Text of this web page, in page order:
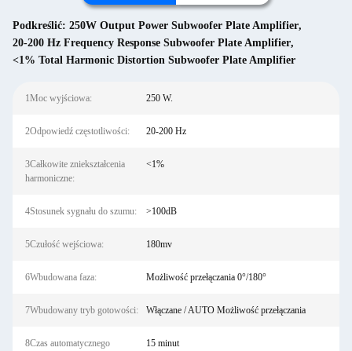
Podkreślić: 250W Output Power Subwoofer Plate Amplifier,
20-200 Hz Frequency Response Subwoofer Plate Amplifier,
<1% Total Harmonic Distortion Subwoofer Plate Amplifier
1Moc wyjściowa: 250 W.
2Odpowiedź częstotliwości: 20-200 Hz
3Całkowite zniekształcenia
harmoniczne:
<1%
4Stosunek sygnału do szumu: >100dB
5Czułość wejściowa: 180mv
6Wbudowana faza: Możliwość przełączania 0°/180°
7Wbudowany tryb gotowości: Włączane / AUTO Możliwość przełączania
8Czas automatycznego
15 minut